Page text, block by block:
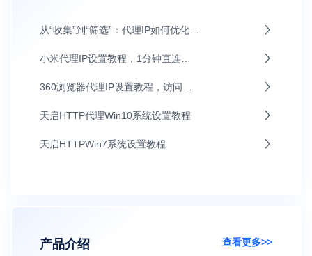
天启HTTP代理Win10系统设置教程
天启HTTPWin7系统设置教程
产品介绍 查看更多>>